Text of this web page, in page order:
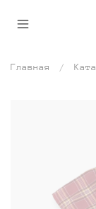
Главная